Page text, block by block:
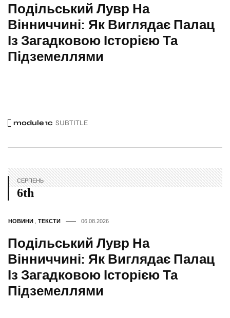
Подільський Лувр На
Вінниччині: Як Виглядає Палац
Із Загадковою Історією Та
Підземеллями
module 1c SUBTITLE
СЕРПЕНЬ
6th
НОВИНИ ТЕКСТИ 06.08.2026
Подільський Лувр На
Вінниччині: Як Виглядає Палац
Із Загадковою Історією Та
Підземеллями